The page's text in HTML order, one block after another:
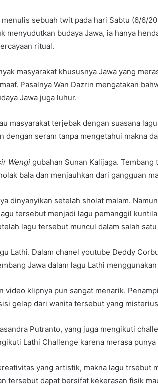
sebuah twit pada hari Sabtu (6/6/
menyudutkan budaya Jawa, ia hanya
ritual.
masyarakat khususnya Jawa yang
Pasalnya Wan Dazrin mengatakan
Jawa juga luhur.
masyarakat terjebak dengan suasana
dengan seram tanpa mengetahui makna
Wengi gubahan Sunan Kalijaga.
bala dan menjauhkan dari gangguan
dinyanyikan setelah sholat malam.
tersebut menjadi lagu pemanggil
lagu tersebut muncul dalam salah
Lathi. Dalam chanel youtube Deddy
Jawa dalam lagu Lathi
video klipnya pun sangat menarik.
gelap dari wanita tersebut yang
Putranto, yang juga mengikuti
Lathi Challenge karena merasa
yang artistik, makna lagu trsebut
tersebut dapat bersifat kekerasan fisik